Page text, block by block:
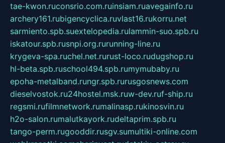
tae-kwon.ruconsrio.com.ruinsiam.ruavegainfo.ru
archery161.rubigencyclica.ruvlast16.rukorru.net
sarmiento.spb.suextelopedia.rulammin-suo.spb.ru
iskatour.spb.rusnpi.org.rurunning-line.ru
krygeva-spa.ruchel.net.rurust-loco.rudugshop.ru
hl-beta.spb.ruschool494.spb.rumymubaby.ru
epoha-metalband.rungr.spb.rurusgosnews.com
dieselvostok.ru24hostel.msk.ruw-dev.ruf-ship.ru
regsmi.rufilmnetwork.rumalinasp.rukinosvin.ru
h2o-salon.rumalutkayork.rudeltaprim.spb.ru
tango-perm.rugooddir.rusgv.sumultiki-online.com